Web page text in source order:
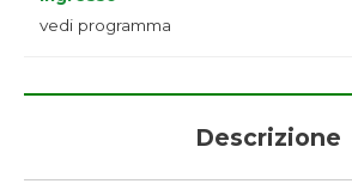
vedi programma
Descrizione